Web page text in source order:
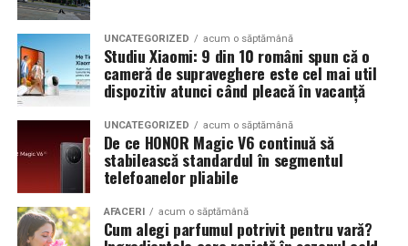
UNCATEGORIZED acum o săptămână
Studiu Xiaomi: 9 din 10 români spun că o
cameră de supraveghere este cel mai util
dispozitiv atunci când pleacă în vacanță
UNCATEGORIZED acum o săptămână
De ce HONOR Magic V6 continuă să
stabilească standardul în segmentul
telefoanelor pliabile
AFACERI acum o săptămână
Cum alegi parfumul potrivit pentru vară?